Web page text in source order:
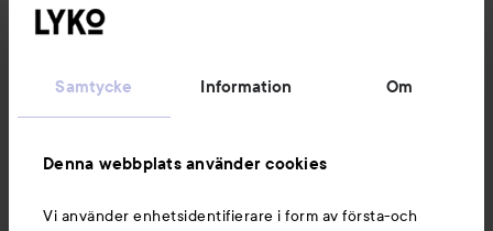
Samtycke Information Om
Denna webbplats använder cookies
Vi använder enhetsidentifierare i form av första-och
Du kanske också gillar